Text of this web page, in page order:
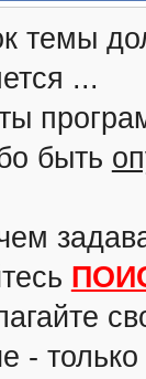
темы
...
быть
-